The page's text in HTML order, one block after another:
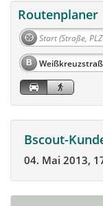
Routenplaner
B
Bscout-
04. Mai 2013,